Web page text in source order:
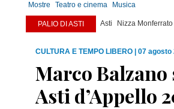
Mostre
Teatro e cinema Musica
PALIO DI ASTI Asti Nizza Monferrato
CULTURA E TEMPO LIBERO 07 agosto
Marco
Asti d’Appello